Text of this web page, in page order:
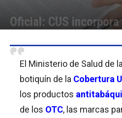
Oficial: CUS
El Ministerio de Salud de
botiquín de la Cobertura
los productos
de los OTC, las marcas